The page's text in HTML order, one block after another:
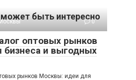
быть интересно
0
оптовых рынков
и выгодных
рынков Москвы: идеи для